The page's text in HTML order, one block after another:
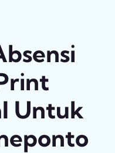
Untuk